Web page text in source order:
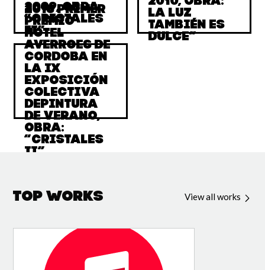
2009, obra:
“Cristales
II”
La luz
también es
dulce”
2018 Primer
premio
Hotel
Averroes de
Cordoba en
la IX
Exposición
Colectiva
depintura
de Verano,
obra:
“Cristales
II”
Top Works View all works